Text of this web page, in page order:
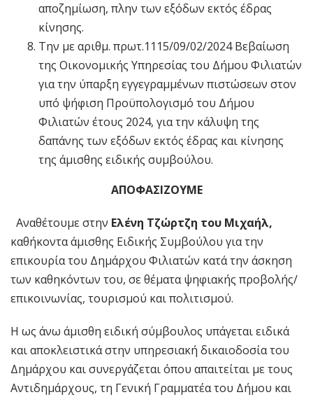
αποζημίωση, πλην των εξόδων εκτός έδρας
κίνησης.
Την με αριθμ. πρωτ.1115/09/02/2024 Βεβαίωση
της Οικονομικής Υπηρεσίας του Δήμου Φιλιατών
για την ύπαρξη εγγεγραμμένων πιστώσεων στον
υπό ψήφιση Προϋπολογισμό του Δήμου
Φιλιατών έτους 2024, για την κάλυψη της
δαπάνης των εξόδων εκτός έδρας και κίνησης
της άμισθης ειδικής συμβούλου.
ΑΠΟΦΑΣΙΖΟΥΜΕ
Αναθέτουμε στην Ελένη Τζώρτζη του Μιχαήλ,
καθήκοντα άμισθης Ειδικής Συμβούλου για την
επικουρία του Δημάρχου Φιλιατών κατά την άσκηση
των καθηκόντων του, σε θέματα ψηφιακής προβολής/
επικοινωνίας, τουρισμού και πολιτισμού.
Η ως άνω άμισθη ειδική σύμβουλος υπάγεται ειδικά
και αποκλειστικά στην υπηρεσιακή δικαιοδοσία του
Δημάρχου και συνεργάζεται όπου απαιτείται με τους
Αντιδημάρχους, τη Γενική Γραμματέα του Δήμου και